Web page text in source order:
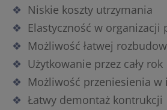
Niskie koszty utrzymania
Elastyczność w organizacji
Możliwość łatwej
Użytkowanie przez cały rok
Możliwość przeniesienia w
Łatwy demontaż kontrukcji